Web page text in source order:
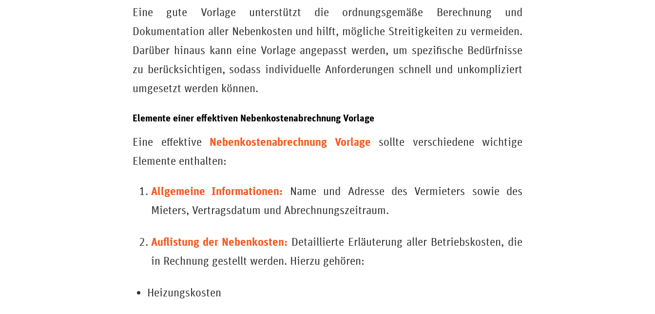
Eine gute Vorlage unterstützt die ordnungsgemäße Berechnung und
Dokumentation aller Nebenkosten und hilft, mögliche Streitigkeiten zu vermeiden.
Darüber hinaus kann eine Vorlage angepasst werden, um spezifische Bedürfnisse
zu berücksichtigen, sodass individuelle Anforderungen schnell und unkompliziert
umgesetzt werden können.
Elemente einer effektiven Nebenkostenabrechnung Vorlage
Eine effektive Nebenkostenabrechnung Vorlage sollte verschiedene wichtige
Elemente enthalten:
Allgemeine Informationen: Name und Adresse des Vermieters sowie des
Mieters, Vertragsdatum und Abrechnungszeitraum.
Auflistung der Nebenkosten: Detaillierte Erläuterung aller Betriebskosten, die
in Rechnung gestellt werden. Hierzu gehören:
Heizungskosten